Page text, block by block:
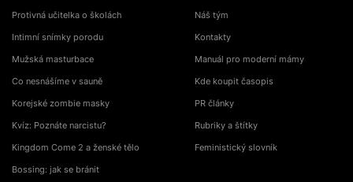
Protivná učitelka o školách
Intimní snímky porodu
Mužská masturbace
Co nesnášíme v sauně
Korejské zombie masky
Kvíz: Poznáte narcistu?
Kingdom Come 2 a ženské tělo
Bossing: jak se bránit
Náš tým
Kontakty
Manuál pro moderní mámy
Kde koupit časopis
PR články
Rubriky a štítky
Feministický slovník